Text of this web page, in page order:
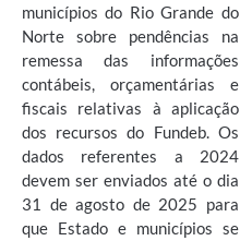
municípios do Rio Grande do
Norte sobre pendências na
remessa das informações
contábeis, orçamentárias e
fiscais relativas à aplicação
dos recursos do Fundeb. Os
dados referentes a 2024
devem ser enviados até o dia
31 de agosto de 2025 para
que Estado e municípios se